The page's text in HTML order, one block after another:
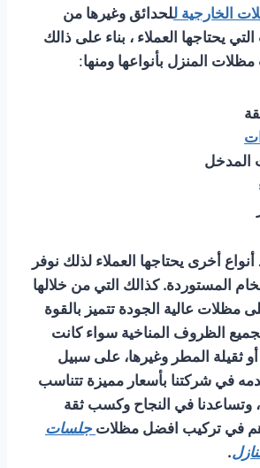
الخارجية للحدائق وغيرها من
يحتاجها العملاء ، بناء على ذالك
المنزل بأنواعها ومنها:
المدخل
أخرى يحتاجها العملاء لذلك نوفر
المستوردة. كذالك التي من خلالها
عالية الجودة تتميز بالقوة
الظروف المناخية سواء كانت
ثقيلة المطر وغيرها، على سبيل
في شركتنا بأسعار مميزة تتناسب
وتساعدنا في النجاح وكسب ثقة
في تركيب افضل مظلات جلسات
.